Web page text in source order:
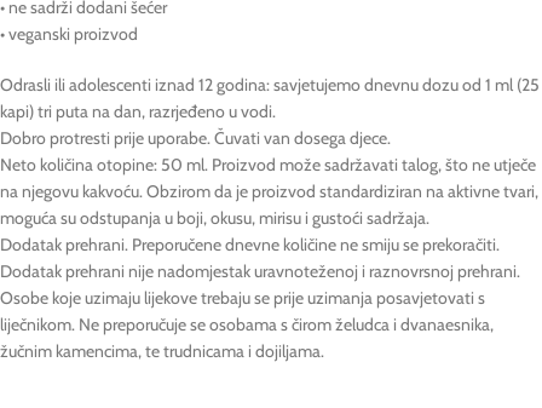
• ne sadrži dodani šećer
• veganski proizvod
Odrasli ili adolescenti iznad 12 godina: savjetujemo dnevnu dozu od 1 ml (25
kapi) tri puta na dan, razrjeđeno u vodi.
Dobro protresti prije uporabe. Čuvati van dosega djece.
Neto količina otopine: 50 ml. Proizvod može sadržavati talog, što ne utječe
na njegovu kakvoću. Obzirom da je proizvod standardiziran na aktivne tvari,
moguća su odstupanja u boji, okusu, mirisu i gustoći sadržaja.
Dodatak prehrani. Preporučene dnevne količine ne smiju se prekoračiti.
Dodatak prehrani nije nadomjestak uravnoteženoj i raznovrsnoj prehrani.
Osobe koje uzimaju lijekove trebaju se prije uzimanja posavjetovati s
liječnikom. Ne preporučuje se osobama s čirom želudca i dvanaesnika,
žučnim kamencima, te trudnicama i dojiljama.